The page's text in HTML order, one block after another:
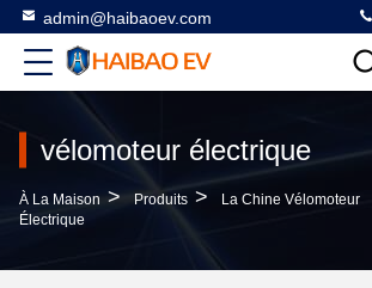
admin@haibaoev.com
vélomoteur électrique
À La Maison > Produits >
La Chine Vélomoteur
Électrique